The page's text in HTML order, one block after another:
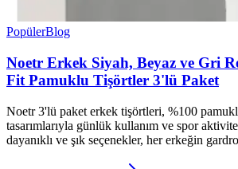
PopülerBlog
Noetr Erkek Siyah, Beyaz ve Gri
Fit Pamuklu Tişörtler 3'lü Paket
Noetr 3'lü paket erkek tişörtleri, %100
tasarımlarıyla günlük kullanım ve spor
dayanıklı ve şık seçenekler, her erkeğin